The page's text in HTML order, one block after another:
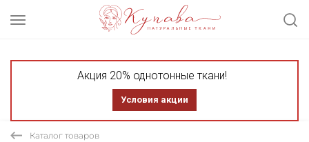
Акция 20% однотонные ткани!
Условия акции
Каталог товаров